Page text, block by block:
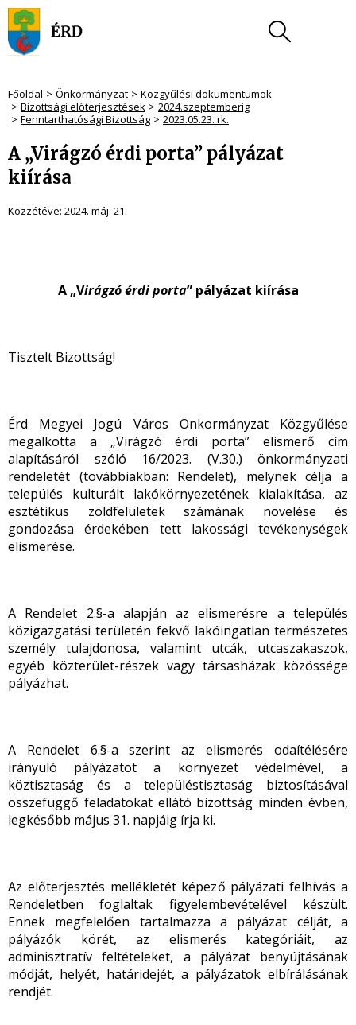
Főoldal Önkormányzat
Közgyűlési dokumentumok
Bizottsági előterjesztések
2024.szeptemberig
Fenntarthatósági Bizottság
2023.05.23. rk.
A „Virágzó érdi porta” pályázat
kiírása
Közzétéve: 2024. máj. 21.
A „Virágzó érdi porta” pályázat kiírása
Tisztelt Bizottság!
Érd Megyei Jogú Város Önkormányzat Közgyűlése
megalkotta a „Virágzó érdi porta” elismerő cím
alapításáról szóló 16/2023. (V.30.) önkormányzati
rendeletét (továbbiakban: Rendelet), melynek célja a
település kulturált lakókörnyezetének kialakítása, az
esztétikus zöldfelületek számának növelése és
gondozása érdekében tett lakossági tevékenységek
elismerése.
A Rendelet 2.§-a alapján az elismerésre a település
közigazgatási területén fekvő lakóingatlan természetes
személy tulajdonosa, valamint utcák, utcaszakaszok,
egyéb közterület-részek vagy társasházak közössége
pályázhat.
A Rendelet 6.§-a szerint az elismerés odaítélésére
irányuló pályázatot a környezet védelmével, a
köztisztaság és a településtisztaság biztosításával
összefüggő feladatokat ellátó bizottság minden évben,
legkésőbb május 31. napjáig írja ki.
Az előterjesztés mellékletét képező pályázati felhívás a
Rendeletben foglaltak figyelembevételével készült.
Ennek megfelelően tartalmazza a pályázat célját, a
pályázók körét, az elismerés kategóriáit, az
adminisztratív feltételeket, a pályázat benyújtásának
módját, helyét, határidejét, a pályázatok elbírálásának
rendjét.